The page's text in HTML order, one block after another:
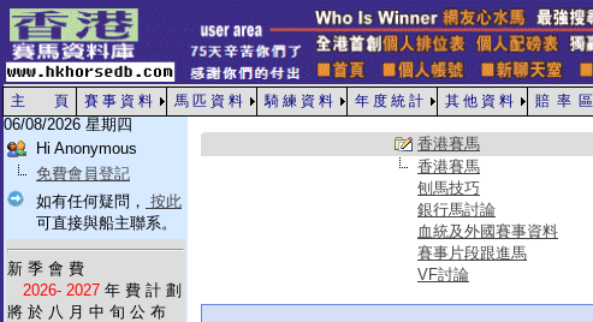
主 頁 賽 事 資 料 馬 匹 資 料 騎 練 資 料 年 度 統 計 其 他 資 料 賠 率 區
06/08/2026 星期四
Hi Anonymous
免費會員登記
如有任何疑問， 按此
可直接與船主聯系。
新 季 會 費
2026- 2027 年 費 計 劃
將 於 八 月 中 旬 公 布
香港賽馬
香港賽馬
刨馬技巧
銀行馬討論
血統及外國賽事資料
賽事片段跟進馬
VF討論